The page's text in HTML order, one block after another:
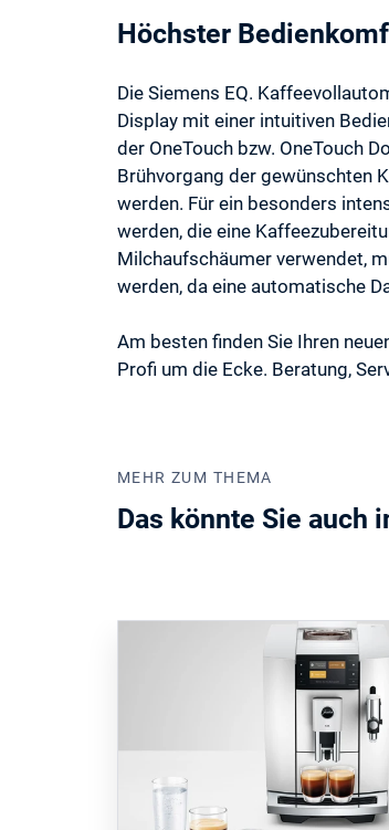
Höchster
Die Siemens EQ.
Display mit einer intuitiven
der OneTouch bzw. OneTouch
Brühvorgang der gewünschten
werden. Für ein besonders
werden, die eine
Milchaufschäumer verwendet,
werden, da eine automatische
Am besten finden Sie Ihren
Profi um die Ecke. Beratung,
MEHR ZUM THEMA
Das könnte Sie auch